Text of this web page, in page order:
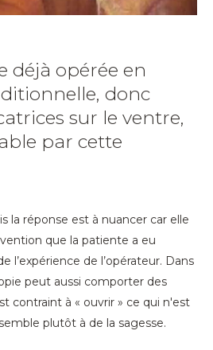
déjà opérée en
donc
sur le ventre,
par cette
la réponse est à nuancer car elle
que la patiente a eu
l’expérience de l’opérateur. Dans
peut aussi comporter des
contraint à « ouvrir » ce qui n'est
plutôt à de la sagesse.